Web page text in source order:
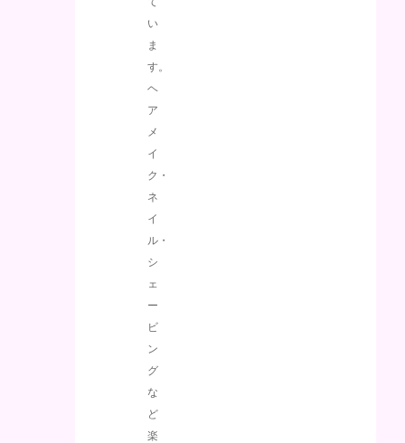
て
い
ま
す。
ヘ
ア
メ
イ
ク・
ネ
イ
ル・
シ
ェ
ー
ビ
ン
グ
な
ど
楽